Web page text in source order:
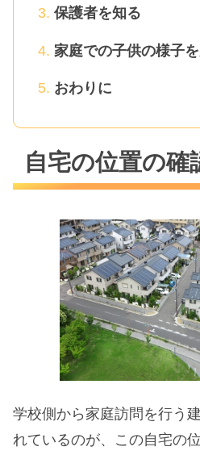
保護者を知る
家庭での子供の様子
おわりに
自宅の位置の確
学校側から家庭訪問を行う
れているのが、この自宅の